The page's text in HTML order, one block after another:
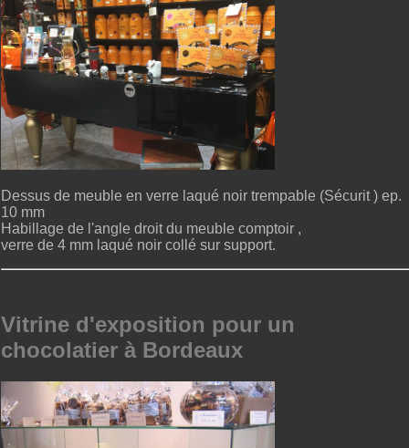
Dessus de meuble en verre laqué noir trempable (Sécurit ) ep.
10 mm
Habillage de l'angle droit du meuble comptoir ,
verre de 4 mm laqué noir collé sur support.
Vitrine d'exposition pour un
chocolatier à Bordeaux